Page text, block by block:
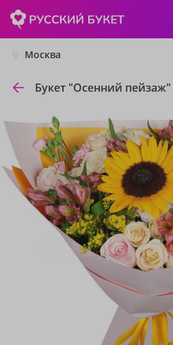
Москва
Букет "Осенний пейзаж"